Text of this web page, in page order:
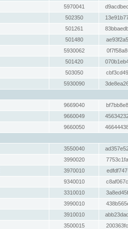
5970041
502350
501261
501480
5930062
501420
503050
5930090
9669040
9660049
9660050
3550040
3990020
3970010
9340010
3310010
3990010
3910010
3500015